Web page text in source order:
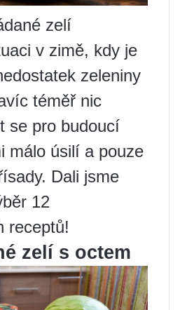
zelí
v zimě, kdy je
zeleniny
téměř nic
se pro budoucí
málo úsilí a pouze
Dali jsme
12
receptů!
zelí s octem